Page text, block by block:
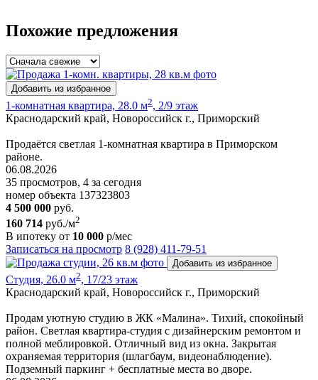
Похожие предложения
Добавить из избранное
1-комнатная квартира, 28.0 м2, 2/9 этаж
Краснодарский край, Новороссийск г., Приморский
Продаётся светлая 1-комнатная квартира в Приморском
районе.
06.08.2026
35 просмотров, 4 за сегодня
номер объекта 137323803
4 500 000 руб.
160 714 руб./м2
В ипотеку от 10 000 р/мес
Записаться на просмотр 8 (928) 411-79-51
Добавить из избранное
Студия, 26.0 м2, 17/23 этаж
Краснодарский край, Новороссийск г., Приморский
Продам уютную студию в ЖК «Малина». Тихий, спокойный
район. Светлая квартира-студия с дизайнерским ремонтом и
полной меблировкой. Отличный вид из окна. Закрытая
охраняемая территория (шлагбаум, видеонаблюдение).
Подземный паркинг + бесплатные места во дворе.